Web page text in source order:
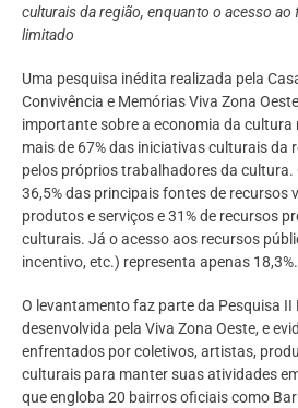
culturais da região, enquanto o acesso
limitado
Uma pesquisa inédita realizada pela
Convivência e Memórias Viva Zona
importante sobre a economia da cultura
mais de 67% das iniciativas culturais da
pelos próprios trabalhadores da
36,5% das principais fontes de recursos
produtos e serviços e 31% de recursos
culturais. Já o acesso aos recursos
incentivo, etc.) representa apenas 18,3%.
O levantamento faz parte da Pesquisa II
desenvolvida pela Viva Zona Oeste, e
enfrentados por coletivos, artistas,
culturais para manter suas atividades
que engloba 20 bairros oficiais como